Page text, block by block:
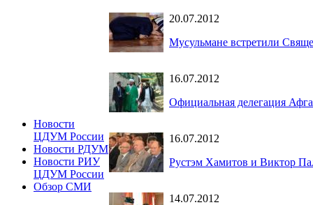
Новости
ЦДУМ России
Новости РДУМ
Новости РИУ
ЦДУМ России
Обзор СМИ
20.07.2012
Мусульмане встретили
16.07.2012
Официальная делегация
16.07.2012
Рустэм Хамитов и Виктор
14.07.2012